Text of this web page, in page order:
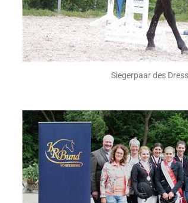
Siegerpaar des